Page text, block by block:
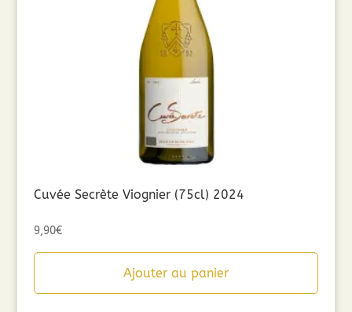
Cuvée Secrète Viognier (75cl) 2024
9,90€
Ajouter au panier